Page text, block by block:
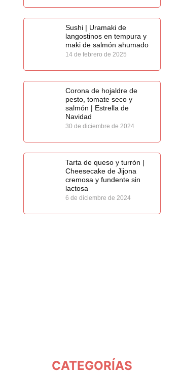
Sushi | Uramaki de
langostinos en tempura y
maki de salmón ahumado
14 de febrero de 2025
Corona de hojaldre de
pesto, tomate seco y
salmón | Estrella de
Navidad
30 de diciembre de 2024
Tarta de queso y turrón |
Cheesecake de Jijona
cremosa y fundente sin
lactosa
6 de diciembre de 2024
CATEGORÍAS